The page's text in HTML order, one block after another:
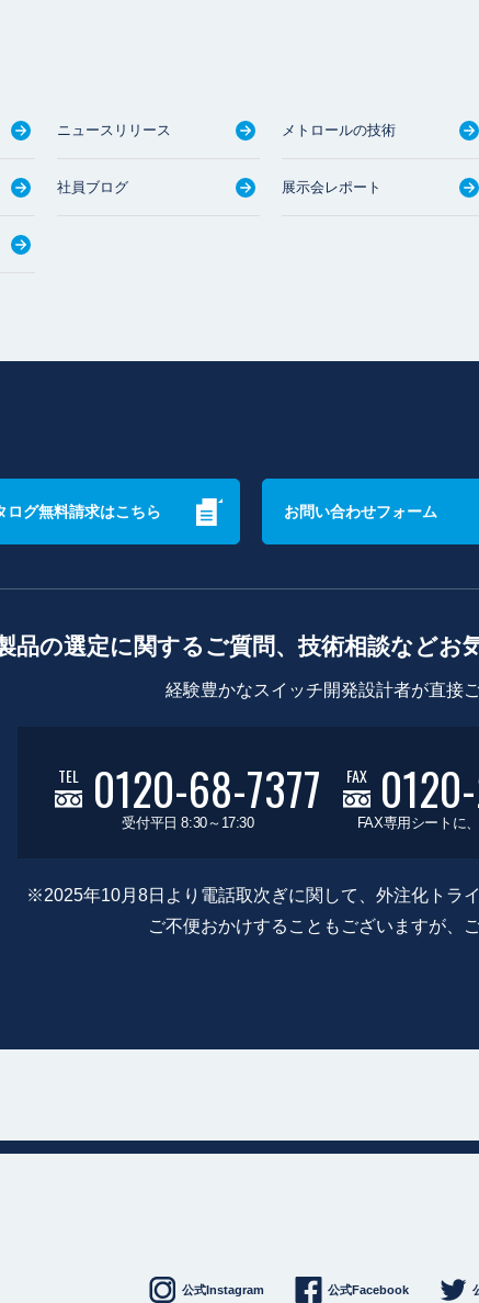
ニュースリリース メトロールの技術
社員ブログ 展示会レポート
ログ無料請求はこちら お問い合わせフォーム
品の選定に関するご質問、技術相談などお
経験豊かなスイッチ開発設計者が直接
TEL 0120-68-7377
受付平日 8:30～17:30
FAX
FAX専用シートに
※2025年10月8日より電話取次ぎに関して、外注化トラ
ご不便おかけすることもございますが、
公式Instagram 公式Facebook